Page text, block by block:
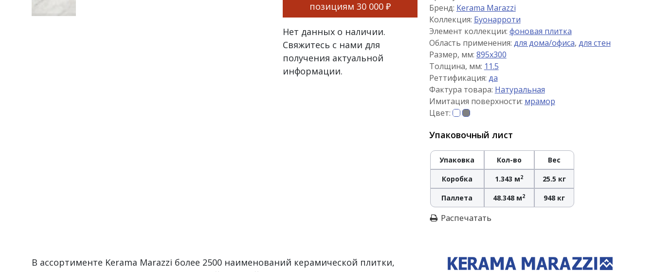
позициям 30 000 ₽
Нет данных о наличии.
Свяжитесь с нами для
получения актуальной
информации.
Бренд: Kerama Marazzi
Коллекция: Буонарроти
Элемент коллекции: фоновая плитка
Область применения: для дома/офиса, для стен
Размер, мм: 895x300
Толщина, мм: 11.5
Реттификация: да
Фактура товара: Натуральная
Имитация поверхности: мрамор
Цвет:
Упаковочный лист
Упаковка Кол-во Вес
Коробка 1.343 м2 25.5 кг
Паллета 48.348 м2 948 кг
Распечатать
В ассортименте Kerama Marazzi более 2500 наименований керамической плитки,